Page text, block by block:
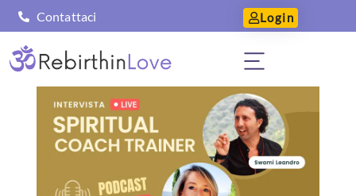
Contattaci Login